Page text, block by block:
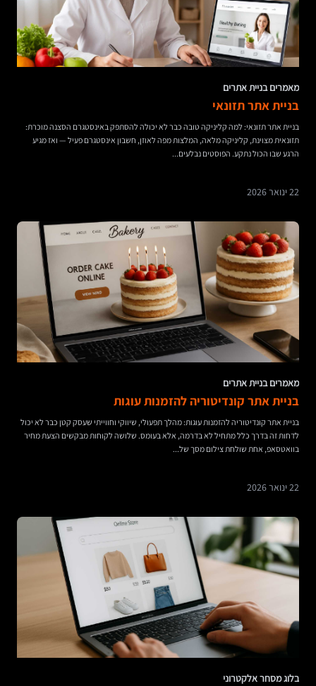
מאמרים בניית אתרים
בניית אתר תזונאי
בניית אתר תזונאי: למה קליניקה טובה כבר לא יכולה להסתפק באינסטגרם הסצנה מוכרת:
תזונאית מצוינת, קליניקה מלאה, המלצות מפה לאוזן, חשבון אינסטגרם פעיל — ואז מגיע
הרגע שבו הכול נתקע. הפוסטים נבלעים...
22 ינואר 2026
מאמרים בניית אתרים
בניית אתר קונדיטוריה להזמנות עוגות
בניית אתר קונדיטוריה להזמנות עוגות: מהלך תפעולי, שיווקי וחווייתי שעסק קטן כבר לא יכול
לדחות זה בדרך כלל מתחיל לא בדרמה, אלא בעומס. שלושה לקוחות מבקשים הצעת מחיר
בוואטסאפ, אחת שולחת צילום מסך של...
22 ינואר 2026
בלוג מסחר אלקטרוני